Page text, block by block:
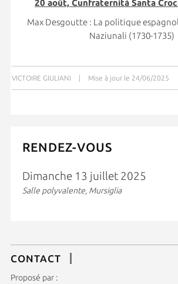
20 août, Cunfraternità Santa
Max Desgoutte : La politique
Naziunali (1730-1735)
VICTOIRE GIULIANI | Mise à jour le 24/06/2025
RENDEZ-VOUS
Dimanche 13 juillet 2025
Salle polyvalente, Mursiglia
CONTACT
Proposé par :